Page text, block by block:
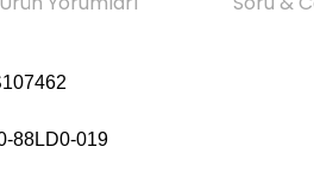
88LD0-019